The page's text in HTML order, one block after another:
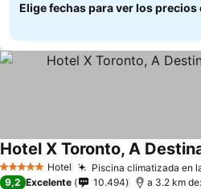
Elige fechas para ver los precios
5 Estrellas Hotel Piscina climatizada en
Hotel X Toronto, A
9,2 Excelente 10.494 a 3.2 km